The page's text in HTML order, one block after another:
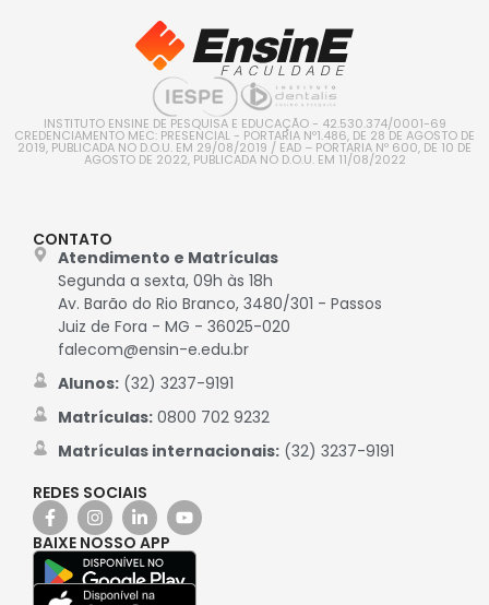
INSTITUTO ENSINE DE PESQUISA E EDUCAÇÃO - 42.530.374/0001-69
CREDENCIAMENTO MEC: PRESENCIAL - PORTARIA Nº1.486, DE 28 DE AGOSTO DE
2019, PUBLICADA NO D.O.U. EM 29/08/2019 / EAD – PORTARIA Nº 600, DE 10 DE
AGOSTO DE 2022, PUBLICADA NO D.O.U. EM 11/08/2022
CONTATO
Atendimento e Matrículas
Segunda a sexta, 09h às 18h
Av. Barão do Rio Branco, 3480/301 - Passos
Juiz de Fora - MG - 36025-020
falecom@ensin-e.edu.br
Alunos:(32) 3237-9191
Matrículas:0800 702 9232
Matrículas internacionais:(32) 3237-9191
REDES SOCIAIS
BAIXE NOSSO APP